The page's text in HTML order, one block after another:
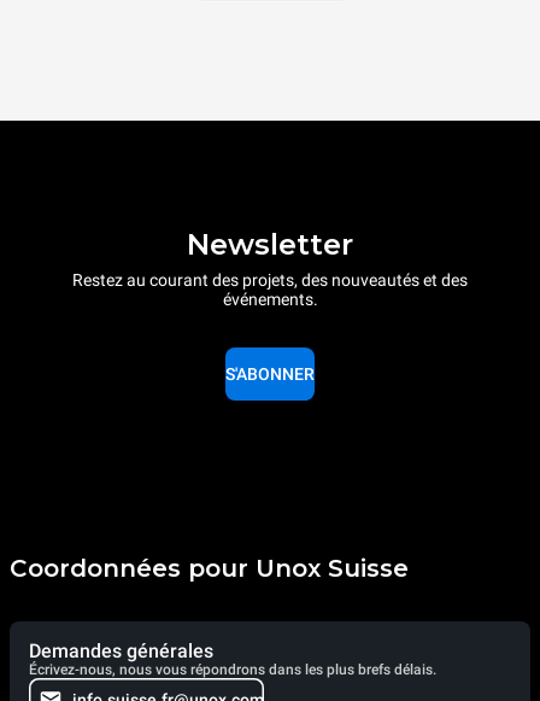
Newsletter
Restez au courant des projets, des nouveautés et des
événements.
S'ABONNER
Coordonnées pour Unox Suisse
Demandes générales
Écrivez-nous, nous vous répondrons dans les plus brefs délais.